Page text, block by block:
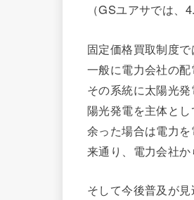
（GSユアサでは
固定価格買取制度で
一般に電力会社の配
その系統に太陽光
陽光発電を主体とし
余った場合は電力
来通り、電力会社か
そして今後普及が